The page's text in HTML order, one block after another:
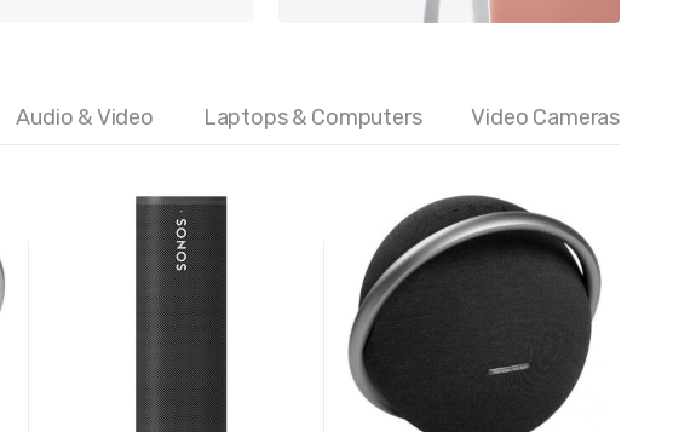
Audio & Video Laptops & Computers Video Cameras